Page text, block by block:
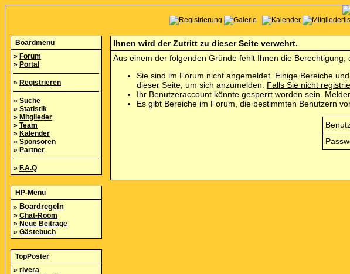
Boardmenü
» Forum
» Portal
» Registrieren
» Suche
» Statistik
» Mitglieder
» Team
» Kalender
» Sponsoren
» Partner
» F.A.Q
HP-Menü
» Boardregeln
» Chat-Room
» Neue Beiträge
» Gästebuch
TopPoster
» rivera
Ihnen wird der Zutritt zu dieser Seite verwehrt.
Aus einem der folgenden Gründe fehlt Ihnen die Berechtigung,
Sie sind im Forum nicht angemeldet. Einige Bereiche
dieser Seite, um sich anzumelden. Falls Sie nicht
Ihr Benutzeraccount könnte gesperrt worden sein.
Es gibt Bereiche im Forum, die bestimmten Benutzern